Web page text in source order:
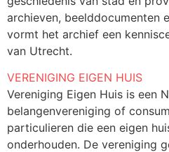
archieven, beelddocumenten
vormt het archief een
van Utrecht.
VERENIGING EIGEN HUIS
Vereniging Eigen Huis is een
belangenvereniging of
particulieren die een eigen
onderhouden. De vereniging